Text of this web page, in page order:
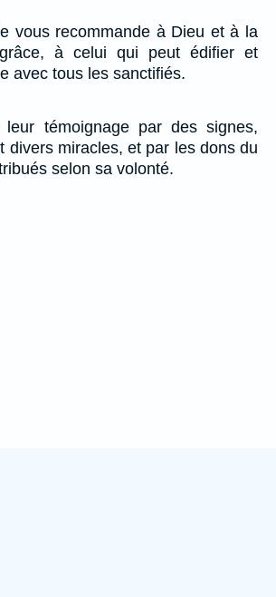
vous recommande à Dieu et à la
à celui qui peut édifier et
avec tous les sanctifiés.
leur témoignage par des signes,
divers miracles, et par les dons du
selon sa volonté.